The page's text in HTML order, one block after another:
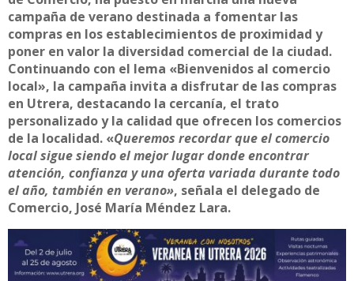
campaña de verano destinada a fomentar las
compras en los establecimientos de proximidad y
poner en valor la diversidad comercial de la ciudad.
Continuando con el lema «Bienvenidos al comercio
local», la campaña invita a disfrutar de las compras
en Utrera, destacando la cercanía, el trato
personalizado y la calidad que ofrecen los comercios
de la localidad. «Queremos recordar que el comercio
local sigue siendo el mejor lugar donde encontrar
atención, confianza y una oferta variada durante todo
el año, también en verano», señala el delegado de
Comercio, José María Méndez Lara.